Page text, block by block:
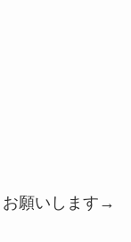
お願いします→